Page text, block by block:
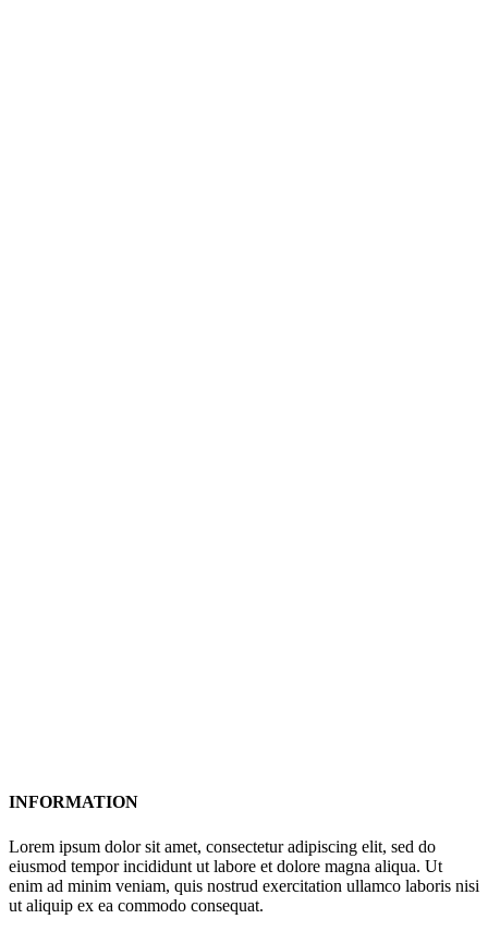
INFORMATION
Lorem ipsum dolor sit amet, consectetur adipiscing elit, sed do
eiusmod tempor incididunt ut labore et dolore magna aliqua. Ut
enim ad minim veniam, quis nostrud exercitation ullamco laboris nisi
ut aliquip ex ea commodo consequat.